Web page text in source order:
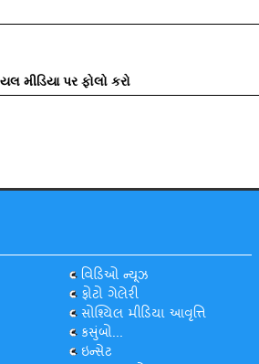
મીડિયા પર ફોલો કરો
વિડિઓ ન્યૂઝ
ફોટો ગેલેરી
સોશ્યિલ મીડિયા આવૃત્તિ
કસુંબો...
ઇન્સેટ